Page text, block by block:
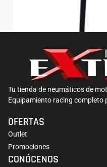
Soporte para
Tu tienda de neumáticos de
Equipamiento racing completo
OFERTAS
Outlet
Promociones
CONÓCENOS